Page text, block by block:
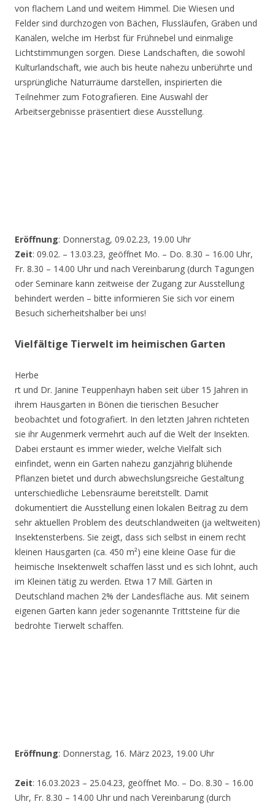
von flachem Land und weitem Himmel. Die Wiesen und
Felder sind durchzogen von Bächen, Flussläufen, Gräben und
Kanälen, welche im Herbst für Frühnebel und einmalige
Lichtstimmungen sorgen. Diese Landschaften, die sowohl
Kulturlandschaft, wie auch bis heute nahezu unberührte und
ursprüngliche Naturräume darstellen, inspirierten die
Teilnehmer zum Fotografieren. Eine Auswahl der
Arbeitsergebnisse präsentiert diese Ausstellung.
Eröffnung: Donnerstag, 09.02.23, 19.00 Uhr
Zeit: 09.02. – 13.03.23, geöffnet Mo. – Do. 8.30 – 16.00 Uhr,
Fr. 8.30 – 14.00 Uhr und nach Vereinbarung (durch Tagungen
oder Seminare kann zeitweise der Zugang zur Ausstellung
behindert werden – bitte informieren Sie sich vor einem
Besuch sicherheitshalber bei uns!
Vielfältige Tierwelt im heimischen Garten
Herbe
rt und Dr. Janine Teuppenhayn haben seit über 15 Jahren in
ihrem Hausgarten in Bönen die tierischen Besucher
beobachtet und fotografiert. In den letzten Jahren richteten
sie ihr Augenmerk vermehrt auch auf die Welt der Insekten.
Dabei erstaunt es immer wieder, welche Vielfalt sich
einfindet, wenn ein Garten nahezu ganzjährig blühende
Pflanzen bietet und durch abwechslungsreiche Gestaltung
unterschiedliche Lebensräume bereitstellt. Damit
dokumentiert die Ausstellung einen lokalen Beitrag zu dem
sehr aktuellen Problem des deutschlandweiten (ja weltweiten)
Insektensterbens. Sie zeigt, dass sich selbst in einem recht
kleinen Hausgarten (ca. 450 m²) eine kleine Oase für die
heimische Insektenwelt schaffen lässt und es sich lohnt, auch
im Kleinen tätig zu werden. Etwa 17 Mill. Gärten in
Deutschland machen 2% der Landesfläche aus. Mit seinem
eigenen Garten kann jeder sogenannte Trittsteine für die
bedrohte Tierwelt schaffen.
Eröffnung: Donnerstag, 16. März 2023, 19.00 Uhr
Zeit: 16.03.2023 – 25.04.23, geöffnet Mo. – Do. 8.30 – 16.00
Uhr, Fr. 8.30 – 14.00 Uhr und nach Vereinbarung (durch